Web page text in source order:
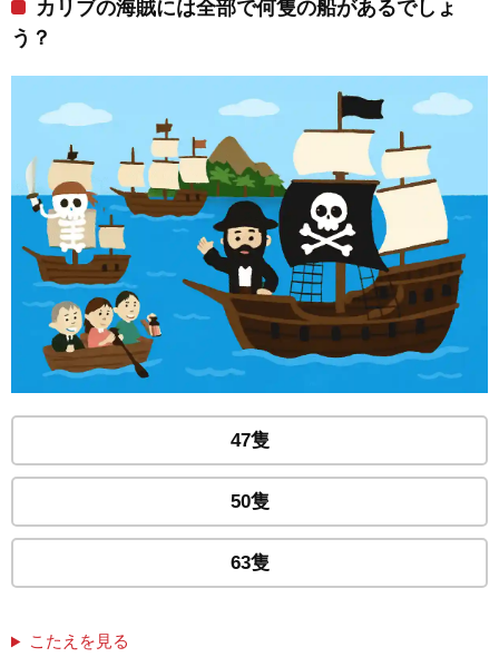
カリブの海賊には全部で何隻の船があるでしょ
う？
47隻
50隻
63隻
こたえを見る